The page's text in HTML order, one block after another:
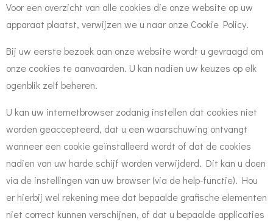
Voor een overzicht van alle cookies die onze website op uw
apparaat plaatst, verwijzen we u naar onze Cookie Policy.
Bij uw eerste bezoek aan onze website wordt u gevraagd om
onze cookies te aanvaarden. U kan nadien uw keuzes op elk
ogenblik zelf beheren.
U kan uw internetbrowser zodanig instellen dat cookies niet
worden geaccepteerd, dat u een waarschuwing ontvangt
wanneer een cookie geïnstalleerd wordt of dat de cookies
nadien van uw harde schijf worden verwijderd. Dit kan u doen
via de instellingen van uw browser (via de help-functie). Hou
er hierbij wel rekening mee dat bepaalde grafische elementen
niet correct kunnen verschijnen, of dat u bepaalde applicaties